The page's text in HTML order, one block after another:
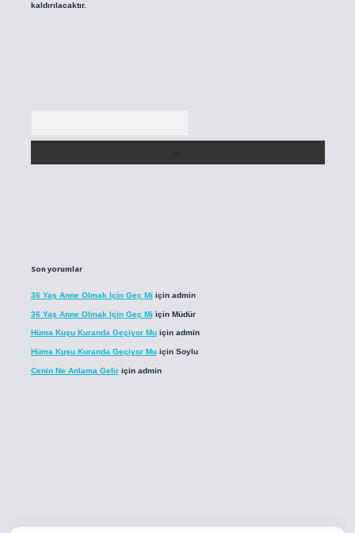
kaldırılacaktır.
Son yorumlar
36 Yaş Anne Olmak Için Geç Mi için admin
36 Yaş Anne Olmak Için Geç Mi için Müdür
Hüma Kuşu Kuranda Geçiyor Muiçin admin
Hüma Kuşu Kuranda Geçiyor Muiçin Soylu
Cenin Ne Anlama Geliriçin admin